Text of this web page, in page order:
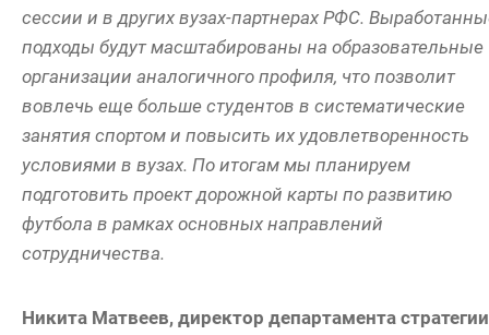
сессии и в других вузах-партнерах РФС.
подходы будут масштабированы на образовательные
организации аналогичного профиля, что позволит
вовлечь еще больше студентов в систематические
занятия спортом и повысить их удовлетворенность
условиями в вузах. По итогам мы планируем
подготовить проект дорожной карты по развитию
футбола в рамках основных направлений
сотрудничества.
Никита Матвеев, директор департамента стратегии